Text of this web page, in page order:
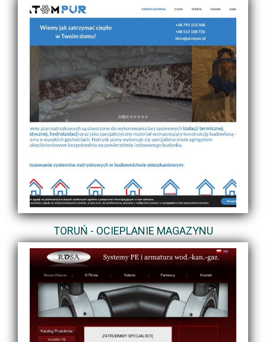
TORUŃ - OCIEPLANIE MAGAZYNU